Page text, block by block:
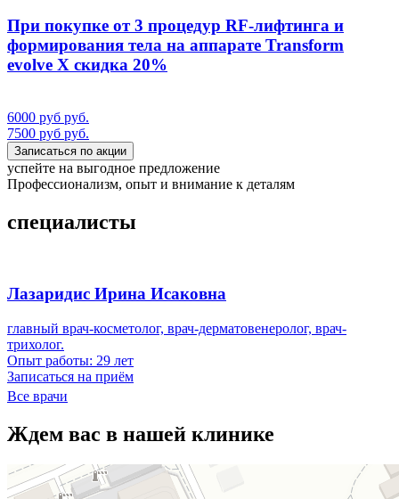
При покупке от 3 процедур RF-лифтинга и
формирования тела на аппарате Transform
evolve X скидка 20%
6000 руб руб.
7500 руб руб.
Записаться по акции
успейте на выгодное предложение
Профессионализм, опыт и внимание к деталям
специалисты
Лазаридис Ирина Исаковна
главный врач-косметолог, врач-дерматовенеролог, врач-
трихолог.
Опыт работы: 29 лет
Записаться на приём
Все врачи
Ждем вас в нашей клинике